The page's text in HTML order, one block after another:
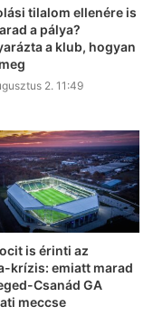
tilalom ellenére is
a pálya?
a klub, hogyan
2. 11:49
is érinti az
krízis: emiatt marad
Csanád GA
meccse